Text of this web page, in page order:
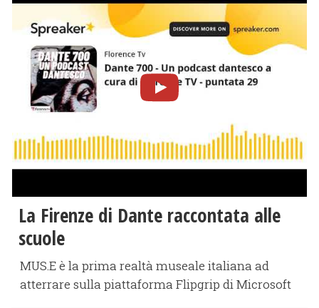
La Firenze di Dante raccontata alle
scuole
MUS.E è la prima realtà museale italiana ad
atterrare sulla piattaforma Flipgrip di Microsoft